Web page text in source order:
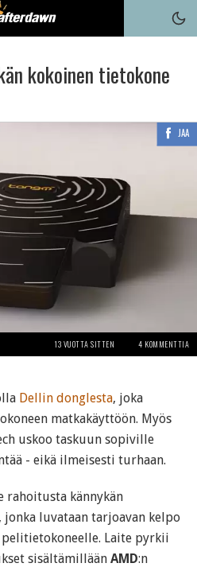
kokoinen tietokone
JAA
13 VUOTTA SITTEN 4 KOMMENTTIA
Dellin donglesta, joka
matkakäyttöön. Myös
uskoo taskuun sopiville
- eikä ilmeisesti turhaan.
rahoitusta kännykän
, jonka luvataan tarjoavan kelpo
Laite pyrkii
sisältämillään AMD:n